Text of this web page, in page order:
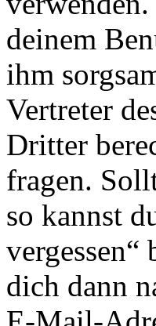
deinem
ihm
Vertreter
Dritter
fragen.
so kannst
dich dann